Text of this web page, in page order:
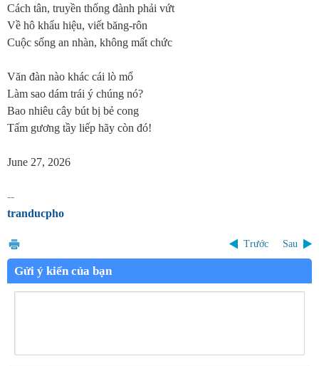
Cách tân, truyền thống đành phải vứt
Về hô khẩu hiệu, viết băng-rôn
Cuộc sống an nhàn, không mất chức
Văn đàn nào khác cái lò mổ
Làm sao dám trái ý chúng nó?
Bao nhiêu cây bút bị bẻ cong
Tấm gương tầy liếp hãy còn đó!
June 27, 2026
--
tranducpho
Trước Sau
Gửi ý kiến của bạn